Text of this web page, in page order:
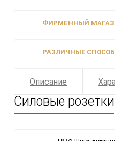
ФИРМЕННЫЙ
РАЗЛИЧНЫЕ
Описание
Силовые розетки